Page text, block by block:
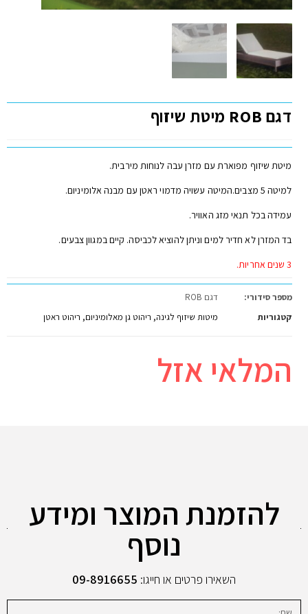
דגם ROB מיטת שיזוף
מיטת שיזוף מפוארת עם מזרן עבה לנוחות מירבית.
למיטה 5 מצבים.המיטה עשויה מדמוי ראטן עם מבנה אלומיניום.
עמידה בכל תנאי מזג האוויר.
בד המזרן לא חדיר למים וניתן להוציא לכביסה. קיים במגוון צבעים.
3 שנים אחריות.
מספר סידורי:
דגם ROB
קטגוריות
מיטות שיזוף לגינה, ריהוט גן מאלומיניום, ריהוט ראטן
המלאי אזל
להזמנת המוצר ומידע
נוסף
השאירו פרטים או חייגו: 09-8916655